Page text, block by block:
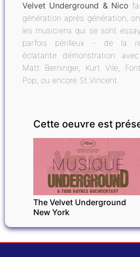
Velvet Underground & Nico
génération après génération,
les musiciens qui se sont
parfois périlleux - de la
éclatante démonstration
Matt Berninger, Kurt Vile,
Pop, ou encore St.Vincent.
Cette oeuvre est
MUSIQUE
The Velvet Underground
New York